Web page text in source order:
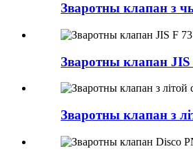
Зваротны клапан з
Зваротны клапан JIS
Зваротны клапан з